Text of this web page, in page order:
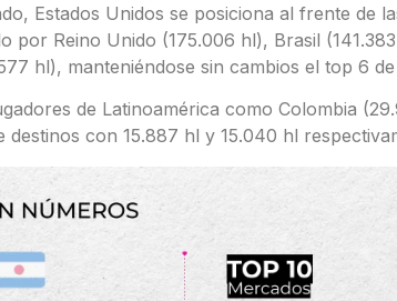
Estados Unidos se posiciona al frente de
por Reino Unido (175.006 hl), Brasil
hl), manteniéndose sin cambios el top 6
de Latinoamérica como Colombia
destinos con 15.887 hl y 15.040 hl